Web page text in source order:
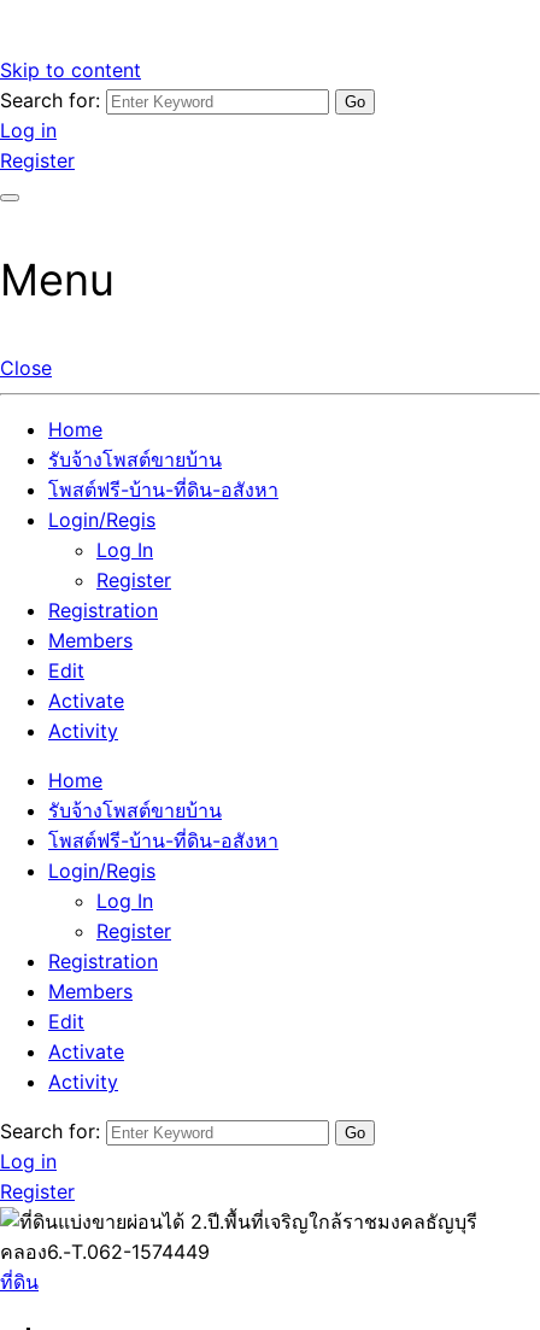
Skip to content
รับจ้างโพสต์ขายบ้านราคาถูก รับโพสต์ลงเว็บขายบ้าน ที่ดิน อสัง
หา โพสต์คุณภาพ ราคาคุ้มค่า แตกต่างกว่า
เว็บไซต์ รับจ้างโพสต์ขายบ้านราคาถูก อสังหา ทีดิน โพสต์ลงเว็บ
ขายบ้าน รับโพสต์ที่ดิน อสังหา เน้นผลงาน รับรองคุณภาพ ติดกู
เกิ้ลหน้าแรกทุกโพสต์ได้จริง ที่เดียวในไทย
Search for:
Log in
Register
Menu
Close
Home
รับจ้างโพสต์ขายบ้าน
โพสต์ฟรี-บ้าน-ที่ดิน-อสังหา
Login/Regis
Log In
Register
Registration
Members
Edit
Activate
Activity
Home
รับจ้างโพสต์ขายบ้าน
โพสต์ฟรี-บ้าน-ที่ดิน-อสังหา
Login/Regis
Log In
Register
Registration
Members
Edit
Activate
Activity
Search for:
Log in
Register
ที่ดิน